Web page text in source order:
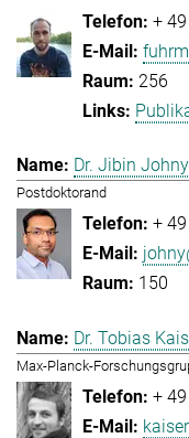
+
256
Dr. Jibin Johny
Postdoktorand
+
150
Dr. Tobias
Max-Planck-
+